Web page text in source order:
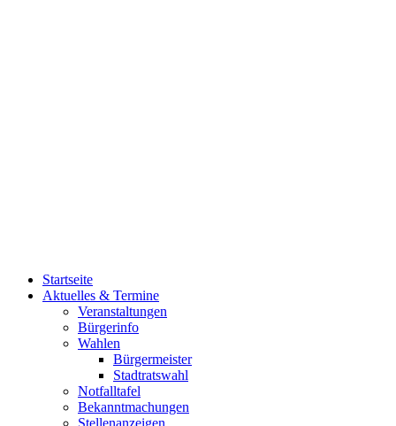
Startseite
Aktuelles & Termine
Veranstaltungen
Bürgerinfo
Wahlen
Bürgermeister
Stadtratswahl
Notfalltafel
Bekanntmachungen
Stellenanzeigen